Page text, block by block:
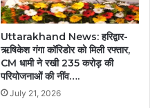
Uttarakhand News: हरिद्वार-
ऋषिकेश गंगा कॉरिडोर को मिली रफ्तार,
CM धामी ने रखी 235 करोड़ की
परियोजनाओं की नींव….
July 21, 2026